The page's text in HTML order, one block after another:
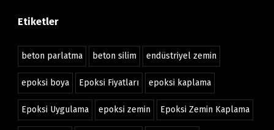
Etiketler
beton parlatma beton silim endüstriyel zemin
epoksi boya Epoksi Fiyatları epoksi kaplama
Epoksi Uygulama epoksi zemin Epoksi Zemin Kaplama